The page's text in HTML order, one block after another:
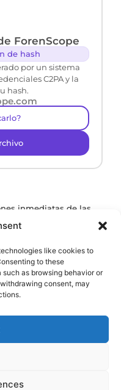
like cookies to
to these
as browsing behavior or
consent, may
ForenScope
de hash
por un sistema
C2PA y la
hash.
inmediatas de las
de privacidad.
los derechos reservados.